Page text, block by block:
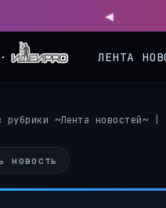
рубрики ~Лента новостей~
новость